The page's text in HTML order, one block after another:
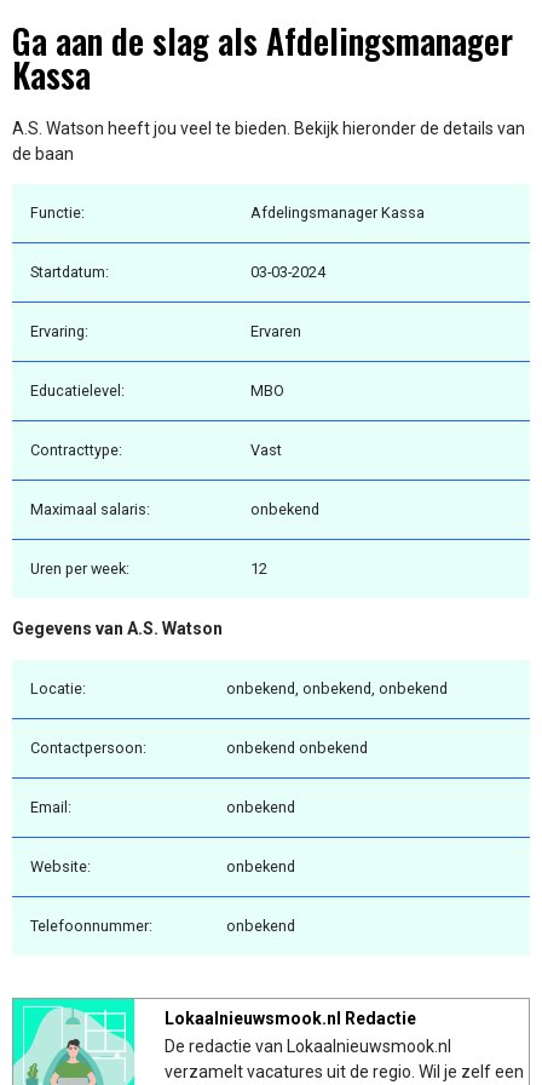
Ga aan de slag als Afdelingsmanager
Kassa
A.S. Watson heeft jou veel te bieden. Bekijk hieronder de details van
de baan
Functie: Afdelingsmanager Kassa
Startdatum: 03-03-2024
Ervaring: Ervaren
Educatielevel: MBO
Contracttype: Vast
Maximaal salaris: onbekend
Uren per week: 12
Gegevens van A.S. Watson
Locatie: onbekend, onbekend, onbekend
Contactpersoon: onbekend onbekend
Email: onbekend
Website: onbekend
Telefoonnummer: onbekend
Lokaalnieuwsmook.nl Redactie
De redactie van Lokaalnieuwsmook.nl
verzamelt vacatures uit de regio. Wil je zelf een